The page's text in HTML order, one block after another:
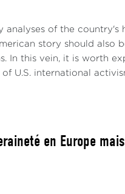
of the country's
story should also
In this vein, it is worth
U.S. international
en Europe